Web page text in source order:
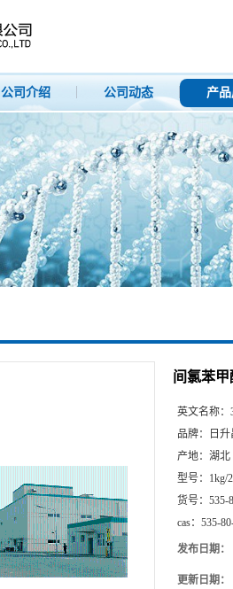
公司介绍 公司动态 产
间氯苯甲
英文名称：
品牌：
日
产地： 湖北
型号： 1kg/
货号： 535-
cas： 535-
发布日期：
更新日期：